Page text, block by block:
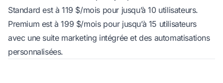
Standard est à 119 $/mois pour jusqu’à 10 utilisateurs.
Premium est à 199 $/mois pour jusqu’à 15 utilisateurs
avec une suite marketing intégrée et des automatisations
personnalisées.